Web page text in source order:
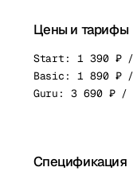
Цены и тарифы
Start: 1 390 ₽ /
Basic: 1 890 ₽ /
Guru: 3 690 ₽ /
Спецификация